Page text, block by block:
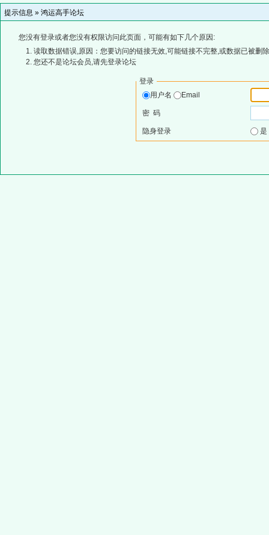
提示信息 » 鸿运高手论坛
您没有登录或者您没有权限访问此页面，可能有如下几个原因:
读取数据错误,原因：您要访问的链接无效,可能链接不完整,或数据已被删
您还不是论坛会员,请先登录论坛
登录
用户名
Email
密 码
隐身登录